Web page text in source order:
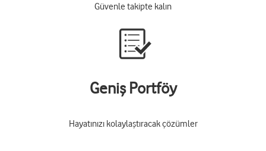
Güvenle takipte kalın
Geniş Portföy
Hayatınızı kolaylaştıracak çözümler